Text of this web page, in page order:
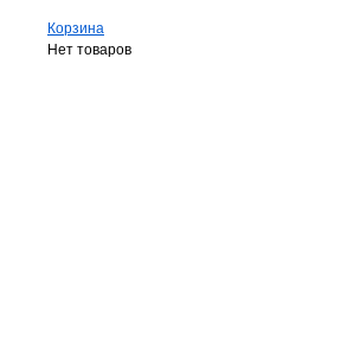
Корзина
Нет товаров